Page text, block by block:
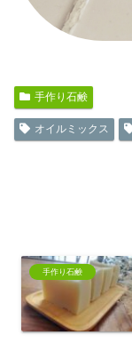
手作り石鹸
オイルミックス
手作り石鹸